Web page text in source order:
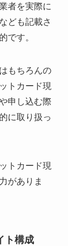
者を実際に
ども記載さ
です。
もちろんの
トカード現
申し込む際
に取り扱っ
トカード現
がありま
ト構成